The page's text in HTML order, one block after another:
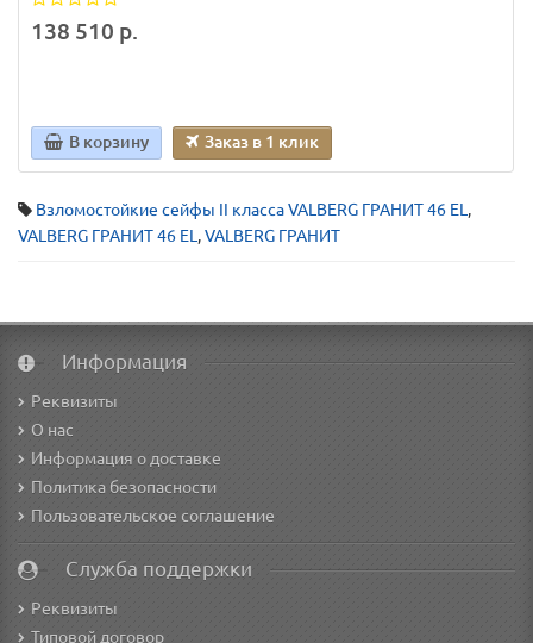
138 510 р.
В корзину Заказ в 1 клик
Взломостойкие сейфы II класса VALBERG ГРАНИТ 46 EL ,
VALBERG ГРАНИТ 46 EL ,VALBERG ГРАНИТ
Информация
Реквизиты
О нас
Информация о доставке
Политика безопасности
Пользовательское соглашение
Служба поддержки
Реквизиты
Типовой договор